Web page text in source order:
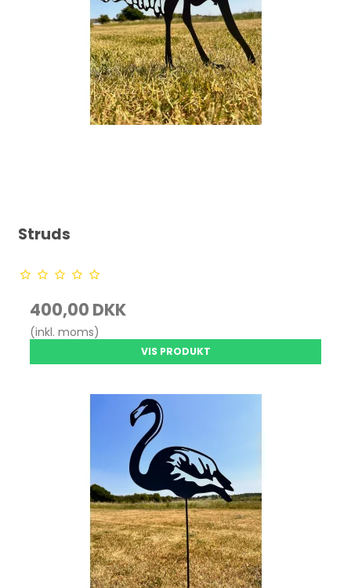
Struds
400,00 DKK
(inkl. moms)
VIS PRODUKT